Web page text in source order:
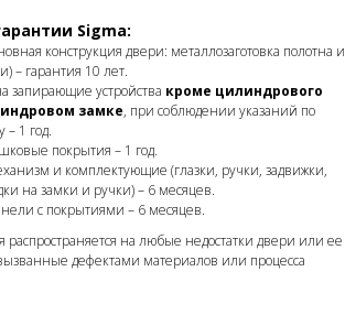
Sigma:
конструкция двери: металлозаготовка полотна и
– гарантия 10 лет.
запирающие устройства кроме цилиндрового
замке, при соблюдении указаний по
– 1 год.
покрытия – 1 год.
и комплектующие (глазки, ручки, задвижки,
на замки и ручки) – 6 месяцев.
с покрытиями – 6 месяцев.
распространяется на любые недостатки двери или ее
дефектами материалов или процесса